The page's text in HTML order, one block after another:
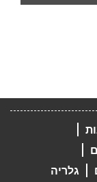
גלריה